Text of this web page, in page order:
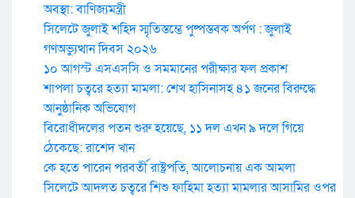
অবস্থা: বাণিজ্যমন্ত্রী
সিলেটে জুলাই শহিদ স্মৃতিস্তম্ভে পুষ্পস্তবক অর্পণ : জুলাই
গণঅভ্যুত্থান দিবস ২০২৬
১০ আগস্ট এসএসসি ও সমমানের পরীক্ষার ফল প্রকাশ
শাপলা চত্বরে হত্যা মামলা: শেখ হাসিনাসহ ৪১ জনের বিরুদ্ধে
আনুষ্ঠানিক অভিযোগ
বিরোধীদলের পতন শুরু হয়েছে, ১১ দল এখন ৯ দলে গিয়ে
ঠেকেছে: রাশেদ খান
কে হতে পারেন পরবর্তী রাষ্ট্রপতি, আলোচনায় এক আমলা
সিলেটে আদলত চত্বরে শিশু ফাহিমা হত্যা মামলার আসামির ওপর